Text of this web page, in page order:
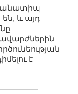
են, և այդ
է